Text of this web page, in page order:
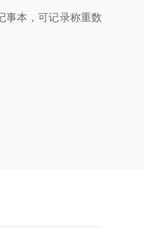
事本，可记录称重数